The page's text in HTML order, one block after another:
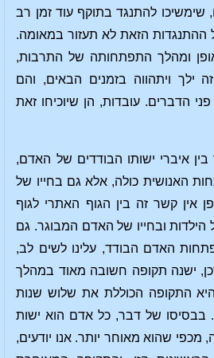
שימשיכו להתנגד בתוקף עוד זמן רב
ההתנגדות הזאת לא תעזור במאומה.
ומהלך התפתחותה של התרבות,
ילך ויתהווה בזמנים הבאים, והם
פני הדברים. עובדות, הן שיוכיחו זאת
איברי ישותו הבודדים של האדם,
האנושית כולה, אלא גם בחייו של
אין קשר זה בין הגוף האתרי לגוף
הילדות ובחייו של האדם המבוגר. גם
האדם הבודד, עלינו לשים לב,
ישנה תקופה חשובה מאוד במהלך
התקופה הכוללת את שלוש שנות
בבסיסו של דבר, כל אדם הוא ישות
מכפי שהוא מאוחר יותר. אנו יודעים,